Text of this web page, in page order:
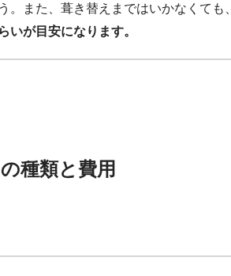
。また、葺き替えまではいかなくても、
いが目安になります。
種類と費用